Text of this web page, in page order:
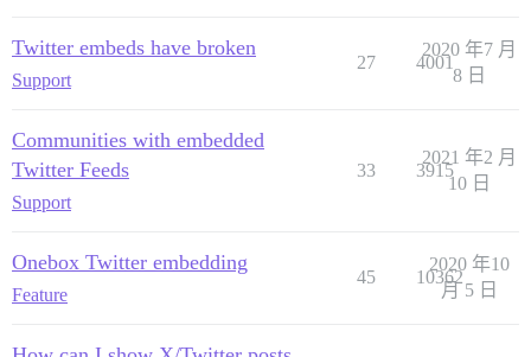
Twitter embeds have broken
Support
27 4001
2020 年7 月
8 日
Communities with embedded
Twitter Feeds
Support
33 3915
2021 年2 月
10 日
Onebox Twitter embedding
Feature
45 10362
2020 年10
月 5 日